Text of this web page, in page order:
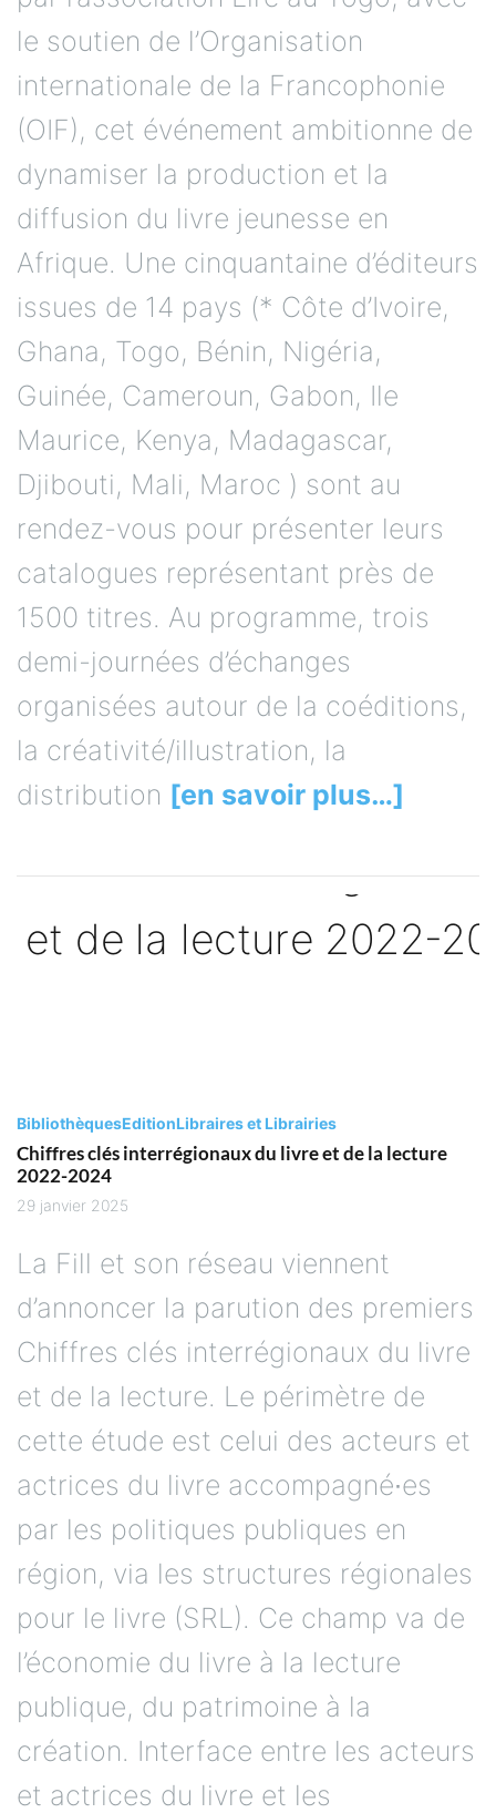
le soutien de l’Organisation
internationale de la Francophonie
(OIF), cet événement ambitionne de
dynamiser la production et la
diffusion du livre jeunesse en
Afrique. Une cinquantaine d’éditeurs
issues de 14 pays (* Côte d’Ivoire,
Ghana, Togo, Bénin, Nigéria,
Guinée, Cameroun, Gabon, Ile
Maurice, Kenya, Madagascar,
Djibouti, Mali, Maroc ) sont au
rendez-vous pour présenter leurs
catalogues représentant près de
1500 titres. Au programme, trois
demi-journées d’échanges
organisées autour de la coéditions,
la créativité/illustration, la
distribution [en savoir plus…]
BibliothèquesEditionLibraires et Librairies
Chiffres clés interrégionaux du livre et de la lecture
2022-2024
29 janvier 2025
La Fill et son réseau viennent
d’annoncer la parution des premiers
Chiffres clés interrégionaux du livre
et de la lecture. Le périmètre de
cette étude est celui des acteurs et
actrices du livre accompagné∙es
par les politiques publiques en
région, via les structures régionales
pour le livre (SRL). Ce champ va de
l’économie du livre à la lecture
publique, du patrimoine à la
création. Interface entre les acteurs
et actrices du livre et les